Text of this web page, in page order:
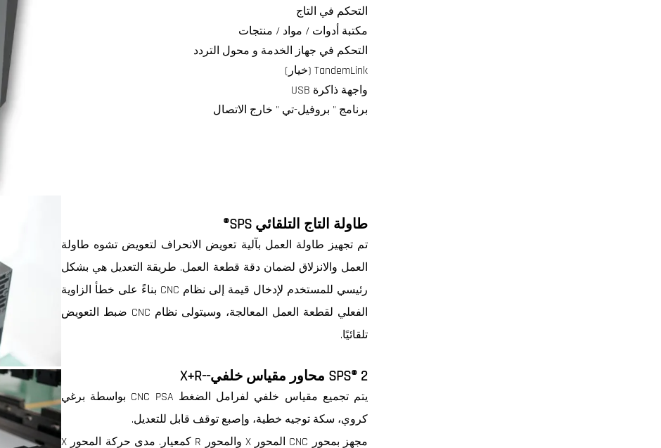
التحكم في التاج
مكتبة أدوات / مواد / منتجات
التحكم في جهاز الخدمة و محول التردد
TandemLink (خيار)
واجهة ذاكرة USB
برنامج " بروفيل-تي " خارج الاتصال
طاولة التاج التلقائي SPS®
تم تجهيز طاولة العمل بآلية تعويض الانحراف لتعويض تشوه طاولة
العمل والانزلاق لضمان دقة قطعة العمل. طريقة التعديل هي بشكل
رئيسي للمستخدم لإدخال قيمة إلى نظام CNC بناءً على خطأ الزاوية
الفعلي لقطعة العمل المعالجة، وسيتولى نظام CNC ضبط التعويض
تلقائيًا.
SPS® 2 محاور مقياس خلفي--X+R
يتم تجميع مقياس خلفي لفرامل الضغط CNC PSA بواسطة برغي
كروي، سكة توجيه خطية، وإصبع توقف قابل للتعديل.
مجهز بمحور CNC المحور X والمحور R كمعيار. مدى حركة المحور X